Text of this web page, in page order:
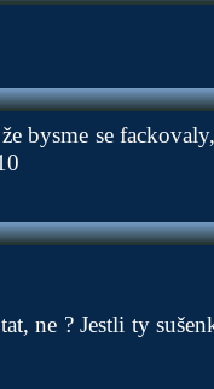
bysme se
ne ? Jestli ty